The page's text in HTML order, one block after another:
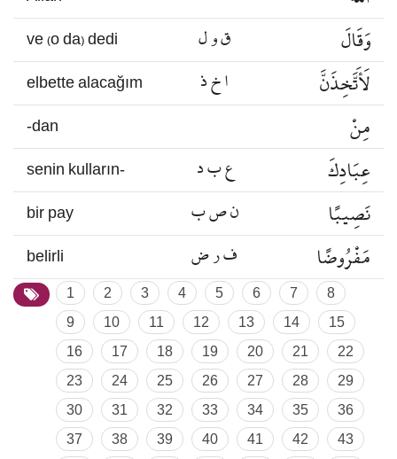
ve (o da) dedi ق و ل وَقَالَ
elbette alacağım ا خ ذ لَأَتَّخِذَنَّ
-dan مِنْ
senin kulların- ع ب د عِبَادِكَ
bir pay ن ص ب نَصِيبًا
belirli ف ر ض مَفْرُوضًا
1 2 3 4 5 6 7
8
9
10 11 12 13 14
15
16
17 18 19 20 21
22
23
24 25 26 27 28
29
30
31 32 33 34 35
36
37
38 39 40 41 42
43